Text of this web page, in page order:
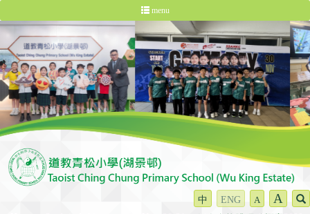
menu
中 ENG A A